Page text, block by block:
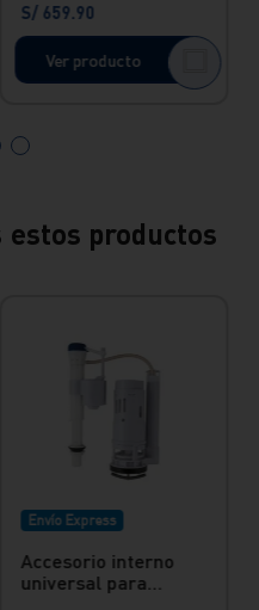
S/ 659.90
Ver producto
estos productos
Envío Express
Accesorio interno
universal para